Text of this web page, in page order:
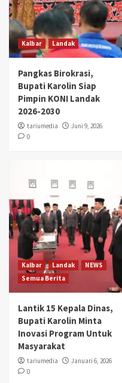
Kalbar Landak
Pangkas Birokrasi,
Bupati Karolin Siap
Pimpin KONI Landak
2026-2030
tariumedia
Juni 9, 2026
0
Kalbar Landak
NEWS
Semua Berita
Lantik 15 Kepala Dinas,
Bupati Karolin Minta
Inovasi Program Untuk
Masyarakat
tariumedia
Januari 6, 2026
0